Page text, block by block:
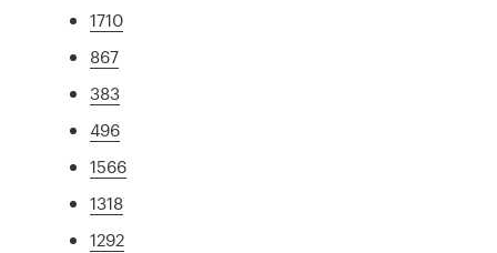
1710
867
383
496
1566
1318
1292